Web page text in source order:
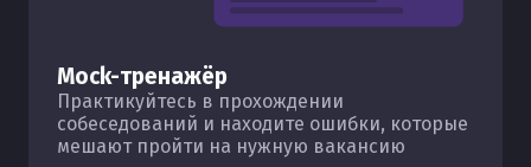
Mock-тренажёр
Практикуйтесь в прохождении
собеседований и находите ошибки, которые
мешают пройти на нужную вакансию